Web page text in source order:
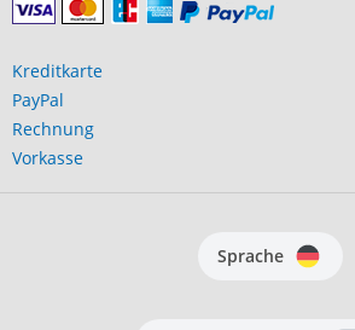
Kreditkarte
PayPal
Rechnung
Vorkasse
Sprache